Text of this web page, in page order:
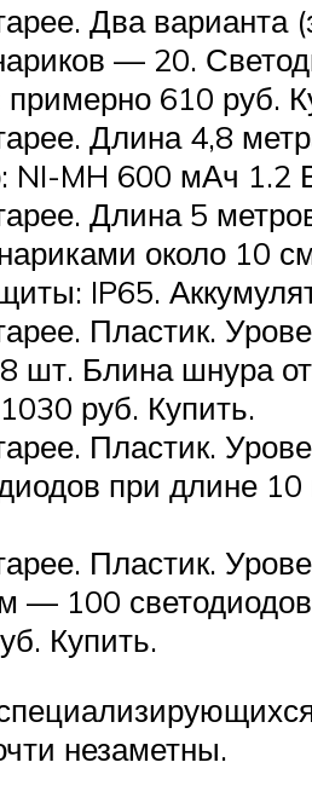
Два
— 20.
610 руб.
Длина 4,8
NI-MH 600 мАч 1.2
Длина 5
около 10
IP65.
Пластик.
шт. Блина шнура
руб. Купить.
Пластик.
при длине
Пластик.
— 100
Купить.
незаметны.